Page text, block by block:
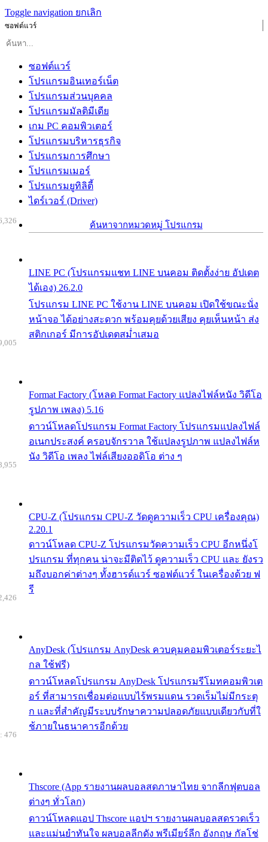
Toggle navigation ยกเลิก
ซอฟต์แวร์
ซอฟต์แวร์
โปรแกรมอินเทอร์เน็ต
โปรแกรมส่วนบุคคล
โปรแกรมมัลติมีเดีย
เกม PC คอมพิวเตอร์
โปรแกรมบริหารธุรกิจ
โปรแกรมการศึกษา
โปรแกรมเมอร์
โปรแกรมยูทิลิตี้
ไดร์เวอร์ (Driver)
ค้นหาจากหมวดหมู่ โปรแกรม
LINE PC (โปรแกรมแชท LINE บนคอม ติดตั้งง่าย อัปเดต
ได้เอง) 26.2.0
โปรแกรม LINE PC ใช้งาน LINE บนคอม เปิดใช้ขณะนั่ง
หน้าจอ ได้อย่างสะดวก พร้อมคุยด้วยเสียง คุยเห็นหน้า ส่ง
สติกเกอร์ มีการอัปเดตสม่ำเสมอ
Format Factory (โหลด Format Factory แปลงไฟล์หนัง วิดีโอ
รูปภาพ เพลง) 5.16
ดาวน์โหลดโปรแกรม Format Factory โปรแกรมแปลงไฟล์
อเนกประสงค์ ครอบจักรวาล ใช้แปลงรูปภาพ แปลงไฟล์ห
นัง วิดีโอ เพลง ไฟล์เสียงออดิโอ ต่าง ๆ
CPU-Z (โปรแกรม CPU-Z วัดดูความเร็ว CPU เครื่องคุณ)
2.20.1
ดาวน์โหลด CPU-Z โปรแกรมวัดความเร็ว CPU อีกหนึ่งโ
ปรแกรม ที่ทุกคน น่าจะมีติดไว้ ดูความเร็ว CPU และ ยังรว
มถึงบอกค่าต่างๆ ทั้งฮารด์แวร์ ซอฟต์แวร์ ในเครื่องด้วย ฟ
รี
AnyDesk (โปรแกรม AnyDesk ควบคุมคอมพิวเตอร์ระยะไ
กล ใช้ฟรี)
ดาวน์โหลดโปรแกรม AnyDesk โปรแกรมรีโมทคอมพิวเต
อร์ ที่สามารถเชื่อมต่อแบบไร้พรมแดน รวดเร็มไม่มีกระตุ
ก และที่สำคัญมีระบบรักษาความปลอดภัยแบบเดียวกับที่ใ
ช้ภายในธนาคารอีกด้วย
Thscore (App รายงานผลบอลสดภาษาไทย จากลีกฟุตบอล
ต่างๆ ทั่วโลก)
ดาวน์โหลดแอป Thscore แอปฯ รายงานผลบอลสดรวดเร็ว
และแม่นยำทันใจ ผลบอลลีกดัง พรีเมียร์ลีก อังกฤษ กัลโช่
476